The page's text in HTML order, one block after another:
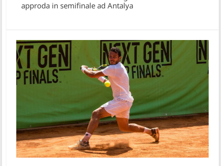
approda in semifinale ad Antalya